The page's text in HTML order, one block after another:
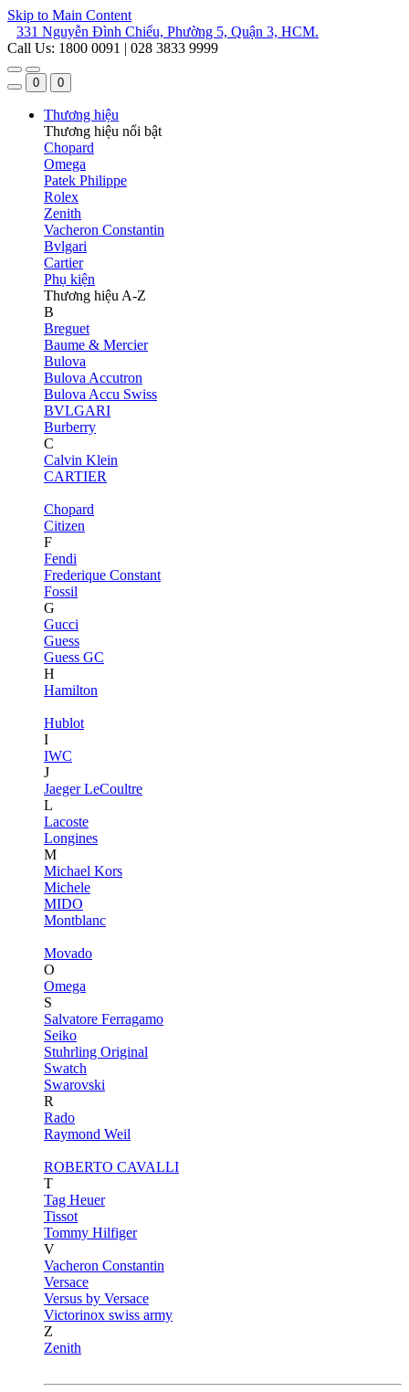
Skip to Main Content
331 Nguyễn Đình Chiểu, Phường 5, Quận 3, HCM.
Call Us: 1800 0091 | 028 3833 9999
0 0
Thương hiệu
Thương hiệu nổi bật
Chopard
Omega
Patek Philippe
Rolex
Zenith
Vacheron Constantin
Bvlgari
Cartier
Phụ kiện
Thương hiệu A-Z
B
Breguet
Baume & Mercier
Bulova
Bulova Accutron
Bulova Accu Swiss
BVLGARI
Burberry
C
Calvin Klein
CARTIER
Chopard
Citizen
F
Fendi
Frederique Constant
Fossil
G
Gucci
Guess
Guess GC
H
Hamilton
Hublot
I
IWC
J
Jaeger LeCoultre
L
Lacoste
Longines
M
Michael Kors
Michele
MIDO
Montblanc
Movado
O
Omega
S
Salvatore Ferragamo
Seiko
Stuhrling Original
Swatch
Swarovski
R
Rado
Raymond Weil
ROBERTO CAVALLI
T
Tag Heuer
Tissot
Tommy Hilfiger
V
Vacheron Constantin
Versace
Versus by Versace
Victorinox swiss army
Z
Zenith